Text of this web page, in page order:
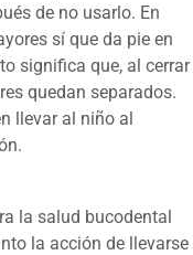
de no usarlo. En
sí que da pie en
significa que, al cerrar
quedan separados.
llevar al niño al
la salud bucodental
la acción de llevarse